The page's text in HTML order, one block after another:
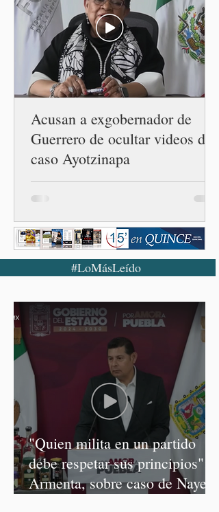
Centro LIBRE (Libertad,
Igualdad, Bienestar, Redes,
Emancipación) número 62 y
la Casa Carmen Serdán
número 25 en el estado, la
cuarta en la c
Acusan a exgobernador de
Guerrero de ocultar videos del
caso Ayotzinapa
#LoMásLeído
"Quien milita en un partido
debe respetar sus principios":
Armenta, sobre caso de Nayeli